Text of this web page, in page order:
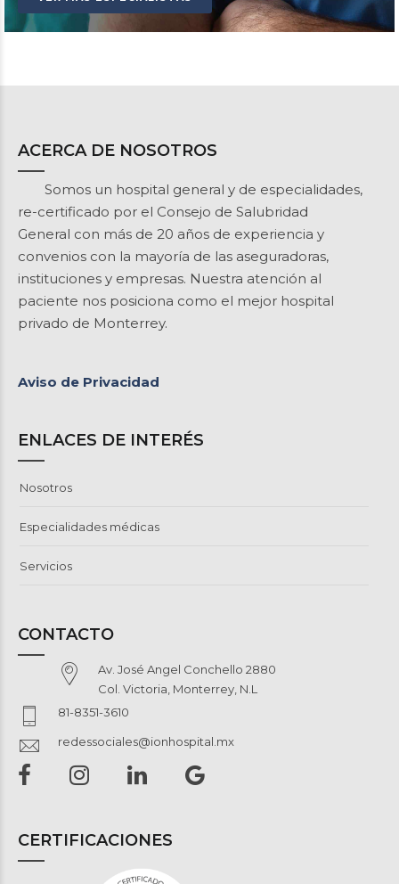
ACERCA DE NOSOTROS
Somos un hospital general y de especialidades,
re-certificado por el Consejo de Salubridad
General con más de 20 años de experiencia y
convenios con la mayoría de las aseguradoras,
instituciones y empresas. Nuestra atención al
paciente nos posiciona como el mejor hospital
privado de Monterrey.
Aviso de Privacidad
ENLACES DE INTERÉS
Nosotros
Especialidades médicas
Servicios
CONTACTO
Av. José Angel Conchello 2880
Col. Victoria, Monterrey, N.L
81-8351-3610
redessociales@ionhospital.mx
CERTIFICACIONES